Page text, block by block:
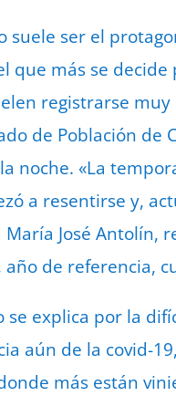
suele ser el
que más se
registrarse
de Población de
noche. «La
a resentirse y,
José Antolín,
de referencia,
se explica por la
aún de la covid-
más están